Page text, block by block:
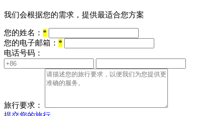
我们会根据您的需求，提供最适合您方案
您的姓名： *
您的电子邮箱： *
电话号码：
旅行要求：